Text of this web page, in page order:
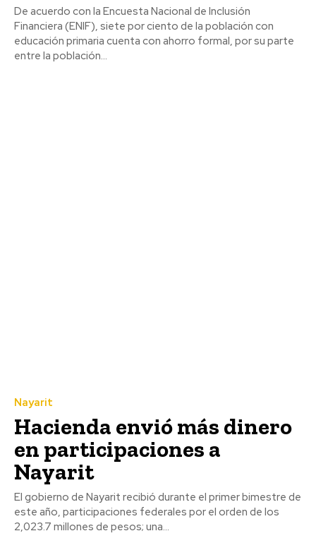
De acuerdo con la Encuesta Nacional de Inclusión
Financiera (ENIF), siete por ciento de la población con
educación primaria cuenta con ahorro formal, por su parte
entre la población...
Nayarit
Hacienda envió más dinero
en participaciones a
Nayarit
El gobierno de Nayarit recibió durante el primer bimestre de
este año, participaciones federales por el orden de los
2,023.7 millones de pesos; una...